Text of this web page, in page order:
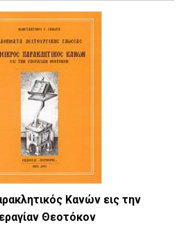
Κανών εις την
Θεοτόκον